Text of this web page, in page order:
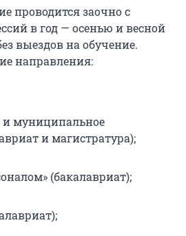
проводится заочно с
в год — осенью и весной
выездов на обучение.
направления:
и муниципальное
и магистратура);
(бакалавриат);